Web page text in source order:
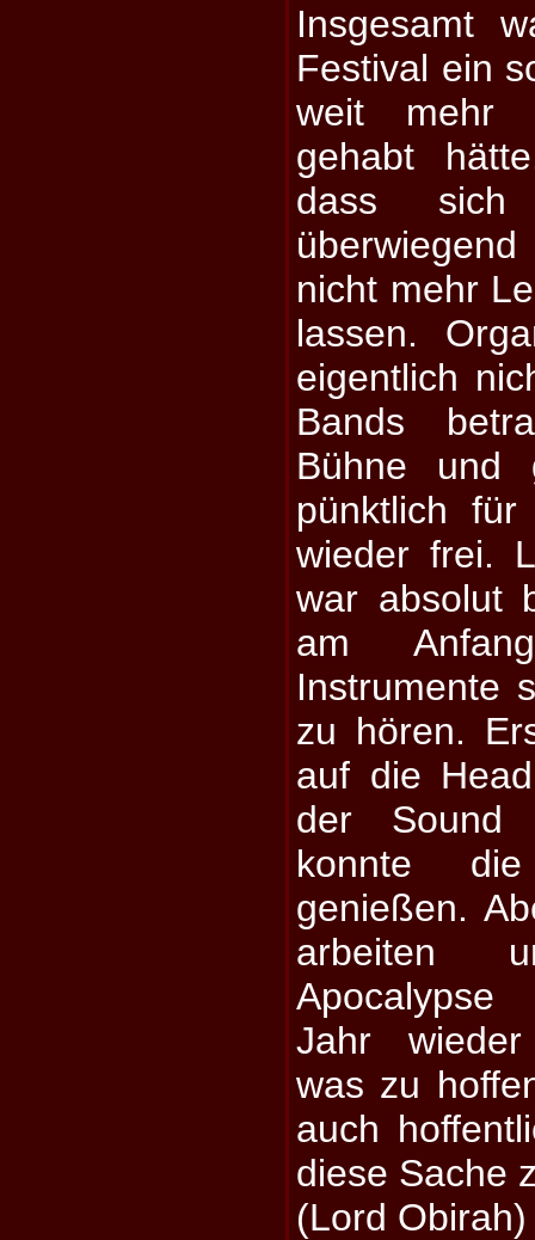
Insgesamt
Festival ein
weit mehr
gehabt
dass sich
nicht mehr
lassen.
eigentlich
Bands
Bühne und
pünktlich für
wieder frei.
war absolut
am
Instrumente
zu hören.
auf die
der Sound
konnte
genießen.
arbeiten
Jahr
was zu
auch
diese Sache
(Lord Obirah)